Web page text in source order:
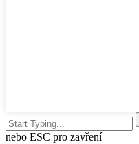
nebo ESC pro zavření